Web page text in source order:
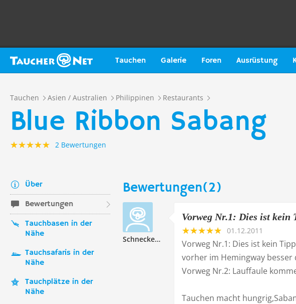
Tauchen Galerie Foren Ausrüstung
Tauchen Asien / Australien Philippinen Restaurants
Blue Ribbon Sabang
2 Bewertungen
Über
Bewertungen
Tauchbasen in der
Nähe
Tauchsafaris in der
Nähe
Tauchplätze in der
Nähe
Bewertungen(2)
Schneckenkrauler
Vorweg Nr.1: Dies ist kein
01.12.2011
Vorweg Nr.1: Dies ist kein
vorher im Hemingway besser
Vorweg Nr.2: Lauffaule
Tauchen macht